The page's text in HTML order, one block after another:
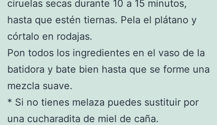
ciruelas secas durante 10 a 15 minutos,
hasta que estén tiernas. Pela el plátano y
córtalo en rodajas.
Pon todos los ingredientes en el vaso de la
batidora y bate bien hasta que se forme una
mezcla suave.
* Si no tienes melaza puedes sustituir por
una cucharadita de miel de caña.